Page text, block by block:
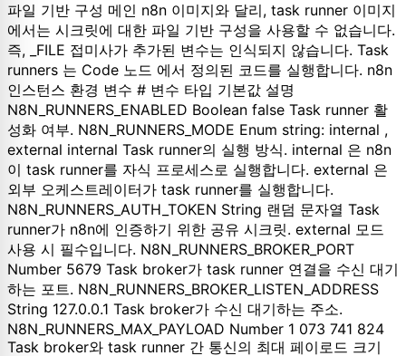
파일 기반 구성 메인 n8n 이미지와 달리, task runner 이미지
에서는 시크릿에 대한 파일 기반 구성을 사용할 수 없습니다.
즉, _FILE 접미사가 추가된 변수는 인식되지 않습니다. Task
runners 는 Code 노드 에서 정의된 코드를 실행합니다. n8n
인스턴스 환경 변수 # 변수 타입 기본값 설명
N8N_RUNNERS_ENABLED Boolean false Task runner 활
성화 여부. N8N_RUNNERS_MODE Enum string: internal ,
external internal Task runner의 실행 방식. internal 은 n8n
이 task runner를 자식 프로세스로 실행합니다. external 은
외부 오케스트레이터가 task runner를 실행합니다.
N8N_RUNNERS_AUTH_TOKEN String 랜덤 문자열 Task
runner가 n8n에 인증하기 위한 공유 시크릿. external 모드
사용 시 필수입니다. N8N_RUNNERS_BROKER_PORT
Number 5679 Task broker가 task runner 연결을 수신 대기
하는 포트. N8N_RUNNERS_BROKER_LISTEN_ADDRESS
String 127.0.0.1 Task broker가 수신 대기하는 주소.
N8N_RUNNERS_MAX_PAYLOAD Number 1 073 741 824
Task broker와 task runner 간 통신의 최대 페이로드 크기